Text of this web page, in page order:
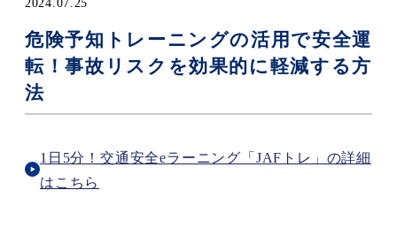
2024.07.25
危険予知トレーニングの活用で安全運
転！事故リスクを効果的に軽減する方
法
1日5分！交通安全eラーニング「JAFトレ」の詳細
はこちら